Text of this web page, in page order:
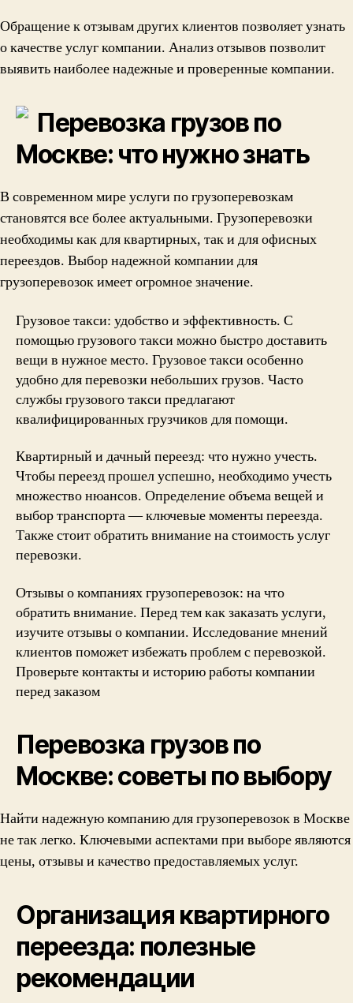
Обращение к отзывам других клиентов позволяет узнать
о качестве услуг компании. Анализ отзывов позволит
выявить наиболее надежные и проверенные компании.
Перевозка грузов по
Москве: что нужно знать
В современном мире услуги по грузоперевозкам
становятся все более актуальными. Грузоперевозки
необходимы как для квартирных, так и для офисных
переездов. Выбор надежной компании для
грузоперевозок имеет огромное значение.
Грузовое такси: удобство и эффективность. С
помощью грузового такси можно быстро доставить
вещи в нужное место. Грузовое такси особенно
удобно для перевозки небольших грузов. Часто
службы грузового такси предлагают
квалифицированных грузчиков для помощи.
Квартирный и дачный переезд: что нужно учесть.
Чтобы переезд прошел успешно, необходимо учесть
множество нюансов. Определение объема вещей и
выбор транспорта — ключевые моменты переезда.
Также стоит обратить внимание на стоимость услуг
перевозки.
Отзывы о компаниях грузоперевозок: на что
обратить внимание. Перед тем как заказать услуги,
изучите отзывы о компании. Исследование мнений
клиентов поможет избежать проблем с перевозкой.
Проверьте контакты и историю работы компании
перед заказом
Перевозка грузов по
Москве: советы по выбору
Найти надежную компанию для грузоперевозок в Москве
не так легко. Ключевыми аспектами при выборе являются
цены, отзывы и качество предоставляемых услуг.
Организация квартирного
переезда: полезные
рекомендации